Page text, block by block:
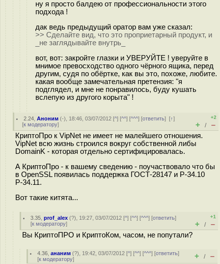
ну я просто балдею от профессиональности этого
подхода !
дак ведь предыдущий оратор вам уже сказал:
>> Сделайте вид, что это проприетарный продукт, и
_не заглядывайте внутрь_
вот, вот: закройте глазки и УВЕРУЙТЕ ! уверуйте в
мнимое превосходство одного чёрного ящика, перед
другим, судя по обёртке, как вы это, похоже, любите.
какая вообще замечательная претензия: "я
подглядел, и мне не понравилось, буду кушать
вслепую из другого корыта" !
2.24 ,Аноним (-), 18:46, 03/07/2012 [^] [^^] [^^^] [ответить][↑]
[к модератору]
+2
+ / –
КриптоПро к VipNet не имеет не малейшего отношения.
VipNet всю жизнь строился вокруг собственной либы
DomainK - которая отдельно сертифицировалась.
А КриптоПро - к вашему сведению - поучаствовало что бы
в OpenSSL появилась поддержка ГОСТ-28147 и Р-34.10
Р-34.11.
Вот такие китята...
3.35 ,prof_alex (?), 19:27, 03/07/2012 [^] [^^] [^^^] [ответить]
[к модератору]
+1
+ / –
Вы КриптоПРО и КриптоКом, часом, не попутали?
4.36 ,ананим (?), 19:42, 03/07/2012 [^] [^^] [^^^] [ответить]
[к модератору] + / –